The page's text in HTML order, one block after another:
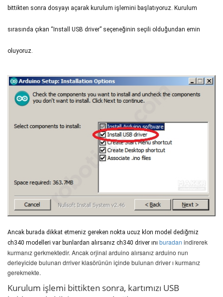
bittikten sonra dosyayı açarak kurulum işlemini başlatıyoruz. Kurulum
sırasında çıkan “Install USB driver” seçeneğinin seçili olduğundan emin
oluyoruz.
Ancak burada dikkat etmeniz gereken nokta ucuz klon model dediğmiz
ch340 modelleri var bunlardan alırsanız ch340 driver ını buradan indirerek
kurmanız gerkmektedir. Ancak orjinal arduino alırsanız arduino nun
derleyicide bulunan drriver klasörünün içinde bulunan driver ı kurmanız
gerekmekte.
Kurulum işlemi bittikten sonra, kartımızı USB